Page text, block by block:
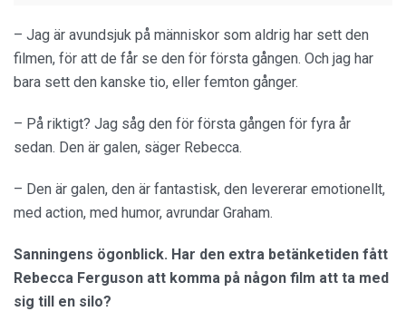
– Jag är avundsjuk på människor som aldrig har sett den
filmen, för att de får se den för första gången. Och jag har
bara sett den kanske tio, eller femton gånger.
– På riktigt? Jag såg den för första gången för fyra år
sedan. Den är galen, säger Rebecca.
– Den är galen, den är fantastisk, den levererar emotionellt,
med action, med humor, avrundar Graham.
Sanningens ögonblick. Har den extra betänketiden fått
Rebecca Ferguson att komma på någon film att ta med
sig till en silo?